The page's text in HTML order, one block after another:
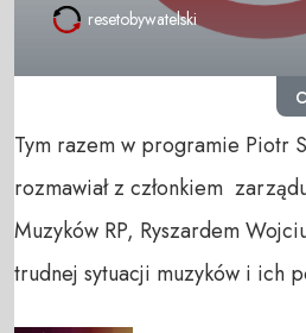
resetobywatelski
Tym razem w programie Piotr
rozmawiał z członkiem
Muzyków RP, Ryszardem
trudnej sytuacji muzyków i ich